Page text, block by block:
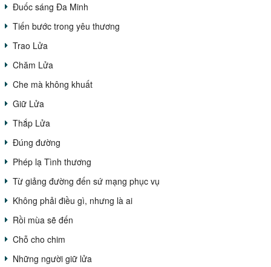
Đuốc sáng Đa Minh
Tiến bước trong yêu thương
Trao Lửa
Chăm Lửa
Che mà không khuất
Giữ Lửa
Thắp Lửa
Đúng đường
Phép lạ Tình thương
Từ giảng đường đến sứ mạng phục vụ
Không phải điều gì, nhưng là ai
Rồi mùa sẽ đến
Chỗ cho chim
Những người giữ lửa